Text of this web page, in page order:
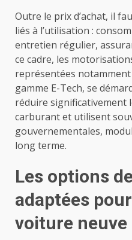
Outre le prix d’achat, il
liés à l’utilisation :
entretien régulier,
ce cadre, les
représentées
gamme E-Tech, se
réduire significativement
carburant et utilisent
gouvernementales,
long terme.
Les options
adaptées
voiture neuve